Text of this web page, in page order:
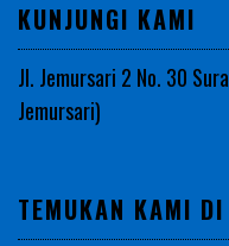
KUNJUNGI KAMI
Jl. Jemursari 2 No. 30
Jemursari)
TEMUKAN KAMI